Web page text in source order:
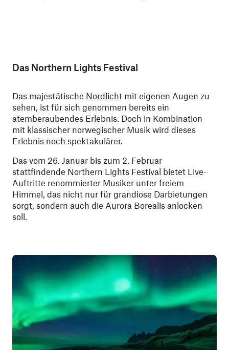
Das Northern Lights Festival
Das majestätische Nordlicht mit eigenen Augen zu
sehen, ist für sich genommen bereits ein
atemberaubendes Erlebnis. Doch in Kombination
mit klassischer norwegischer Musik wird dieses
Erlebnis noch spektakulärer.
Das vom 26. Januar bis zum 2. Februar
stattfindende Northern Lights Festival bietet Live-
Auftritte renommierter Musiker unter freiem
Himmel, das nicht nur für grandiose Darbietungen
sorgt, sondern auch die Aurora Borealis anlocken
soll.